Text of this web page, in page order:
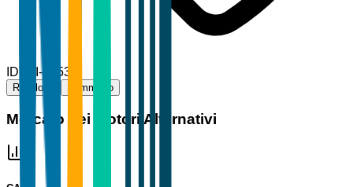
IDTBI-44530
Riepilogo Sommario
Mercato dei Motori Alternativi